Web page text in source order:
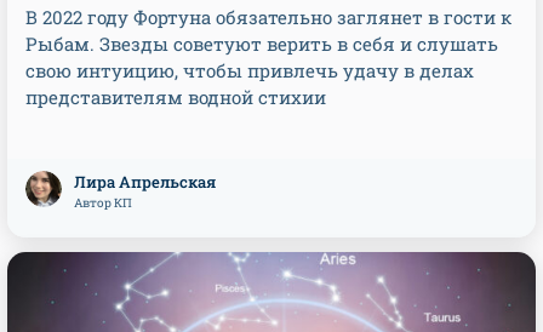
В 2022 году Фортуна обязательно заглянет в гости к
Рыбам. Звезды советуют верить в себя и слушать
свою интуицию, чтобы привлечь удачу в делах
представителям водной стихии
Лира Апрельская
Автор КП